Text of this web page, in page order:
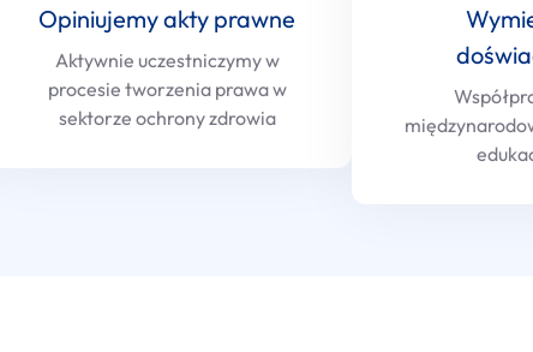
Opiniujemy akty prawne
Aktywnie uczestniczymy w
procesie tworzenia prawa w
sektorze ochrony zdrowia